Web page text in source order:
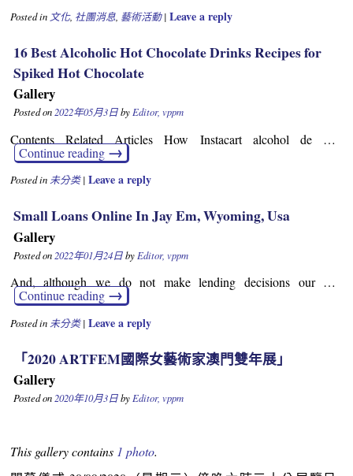
Posted in 文化, 社團消息, 藝術活動| Leave a reply
16 Best Alcoholic Hot Chocolate Drinks Recipes for
Spiked Hot Chocolate
Gallery
Posted on 2022年05月3日by Editor, vppm
Contents Related Articles How Instacart alcohol de …
Continue reading→
Posted in 未分类| Leave a reply
Small Loans Online In Jay Em, Wyoming, Usa
Gallery
Posted on 2022年01月24日by Editor, vppm
And, although we do not make lending decisions our …
Continue reading →
Posted in 未分类| Leave a reply
「2020 ARTFEM國際女藝術家澳門雙年展」
Gallery
Posted on 2020年10月3日by Editor, vppm
This gallery contains 1 photo.